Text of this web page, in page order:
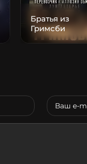
Братья из
Гримсби